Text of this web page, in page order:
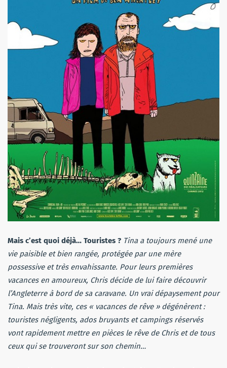
Mais c’est quoi déjà… Touristes ? Tina a toujours mené une
vie paisible et bien rangée, protégée par une mère
possessive et très envahissante. Pour leurs premières
vacances en amoureux, Chris décide de lui faire découvrir
l’Angleterre à bord de sa caravane. Un vrai dépaysement pour
Tina. Mais très vite, ces « vacances de rêve » dégénèrent :
touristes négligents, ados bruyants et campings réservés
vont rapidement mettre en pièces le rêve de Chris et de tous
ceux qui se trouveront sur son chemin…